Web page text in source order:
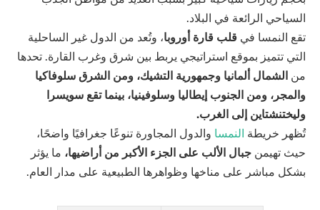
السياحي الرائعة في البلاد.
تقع النمسا في قلب قارة أوروبا، وتُعد من الدول غير الساحلية
التي تتميز بموقع استراتيجي يربط بين شرق وغرب القارة. تحدها
من الشمال ألمانيا وجمهورية التشيك، ومن الشرق سلوفاكيا
والمجر، ومن الجنوب إيطاليا وسلوفينيا، بينما تقع سويسرا
وليختنشتاين إلى الغرب.
تُظهر خريطة النمسا والدول المجاورة تنوعًا جغرافيًا واضحًا،
حيث تهيمن جبال الألب على الجزء الأكبر من أراضيها، ما يؤثر
بشكل مباشر على مناخها وظواهرها الطبيعية على مدار العام.